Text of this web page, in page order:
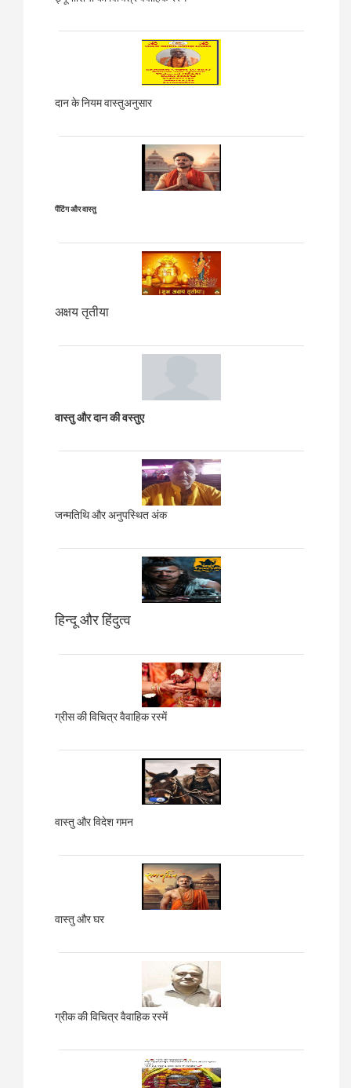
दान के नियम वास्तुअनुसार
पैंटिंग और वास्तु
अक्षय तृतीया
वास्तु और दान की वस्तुए
जन्मतिथि और अनुपस्थित अंक
हिन्दू और हिंदुत्व
ग्रीस की विचित्र वैवाहिक रस्में
वास्तु और विदेश गमन
वास्तु और घर
ग्रीक की विचित्र वैवाहिक रस्में